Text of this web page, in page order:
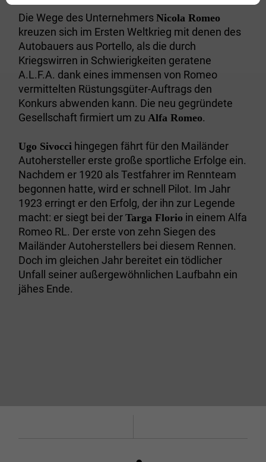
Die Wege des Unternehmers Nicola Romeo
kreuzen sich im Ersten Weltkrieg mit denen des
Autobauers aus Portello, als die durch
Kriegswirren in Schwierigkeiten geratene
A.L.F.A. dank eines immensen von Romeo
vermittelten Rüstungsgüter-Auftrags den
Konkurs abwenden kann. Die neu gegründete
Gesellschaft firmiert um zu Alfa Romeo.
Ugo Sivocci hingegen fährt für den Mailänder
Autohersteller erste große sportliche Erfolge ein.
Nachdem er 1920 als Testfahrer im Rennteam
begonnen hatte, wird er schnell Pilot. Im Jahr
1923 erringt er den Erfolg, der ihn zur Legende
macht: er siegt bei der Targa Florio in einem Alfa
Romeo RL. Der erste von zehn Siegen des
Mailänder Autoherstellers bei diesem Rennen.
Doch im gleichen Jahr bereitet ein tödlicher
Unfall seiner außergewöhnlichen Laufbahn ein
jähes Ende.